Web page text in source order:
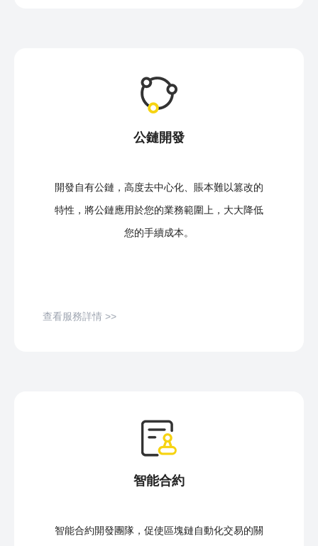
公鏈開發
開發自有公鏈，高度去中心化、賬本難以篡改的
特性，將公鏈應用於您的業務範圍上，大大降低
您的手續成本。
查看服務詳情 >>
智能合約
智能合約開發團隊，促使區塊鏈自動化交易的關